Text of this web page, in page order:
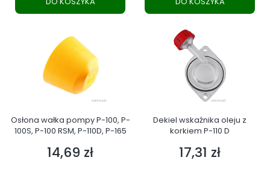
Osłona wałka pompy P-100, P-
100S, P-100 RSM, P-110D, P-165
Cena
14,69 zł
Dekiel wskaźnika oleju z
korkiem P-110 D
Cena
17,31 zł